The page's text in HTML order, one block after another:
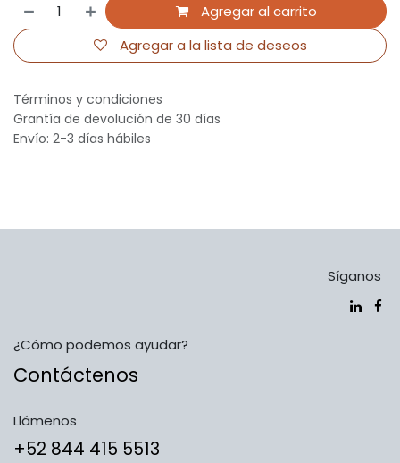
Agregar al carrito
Agregar a la lista de deseos
Términos y condiciones
Grantía de devolución de 30 días
Envío: 2-3 días hábiles
Síganos
¿Cómo podemos ayudar?
Contáctenos
Llámenos
​​​​​​​​​​​​+5​2​ ​8​4​4​ ​4​1​5​ 5​5​1​3​​​​​​​​​​​​​​